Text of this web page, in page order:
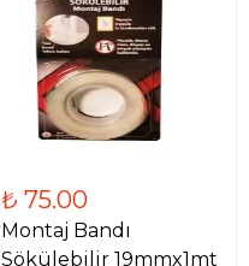
₺ 75.00
Montaj Bandı
Sökülebilir 19mmx1mt